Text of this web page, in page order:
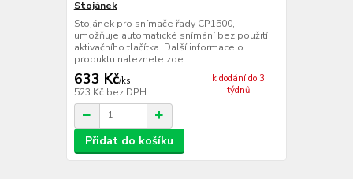
Stojánek
Stojánek pro snímače řady CP1500,
umožňuje automatické snímání bez použití
aktivačního tlačítka. Další informace o
produktu naleznete zde ....
633 Kč/ks
523 Kč bez DPH
k dodání do 3
týdnů
Přidat do košíku